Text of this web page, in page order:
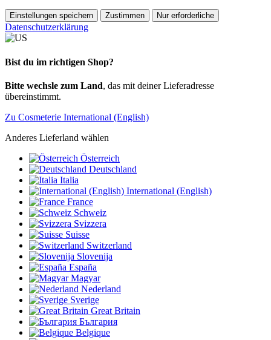
Einstellungen speichern Zustimmen Nur erforderliche
Datenschutzerklärung
Bist du im richtigen Shop?
Bitte wechsle zum Land, das mit deiner Lieferadresse
übereinstimmt.
Zu Cosmeterie International (English)
Anderes Lieferland wählen
Österreich
Deutschland
Italia
International (English)
France
Schweiz
Svizzera
Suisse
Switzerland
Slovenija
España
Magyar
Nederland
Sverige
Great Britain
България
Belgique